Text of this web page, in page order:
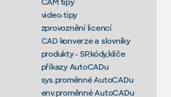
video-tipy
zprovoznění licencí
CAD konverze a slovníky
produkty - SP,kódy,klíče
příkazy AutoCADu
sys.proměnné AutoCADu
env.proměnné AutoCADu